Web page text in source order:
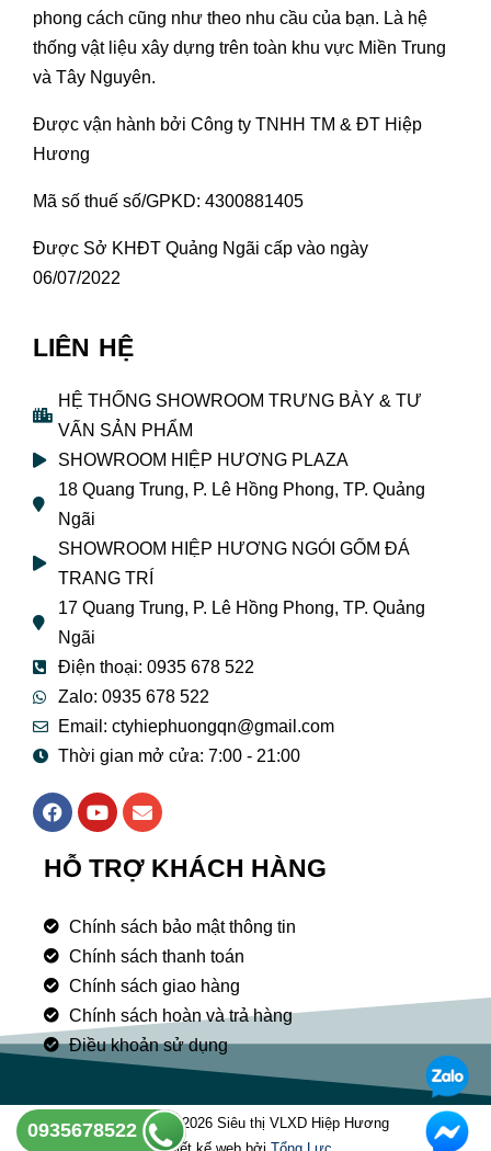
phong cách cũng như theo nhu cầu của bạn. Là hệ
thống vật liệu xây dựng trên toàn khu vực Miền Trung
và Tây Nguyên.
Được vận hành bởi Công ty TNHH TM & ĐT Hiệp
Hương
Mã số thuế số/GPKD: 4300881405
Được Sở KHĐT Quảng Ngãi cấp vào ngày
06/07/2022
LIÊN HỆ
HỆ THỐNG SHOWROOM TRƯNG BÀY & TƯ
VẤN SẢN PHẨM
SHOWROOM HIỆP HƯƠNG PLAZA
18 Quang Trung, P. Lê Hồng Phong, TP. Quảng
Ngãi
SHOWROOM HIỆP HƯƠNG NGÓI GỐM ĐÁ
TRANG TRÍ
17 Quang Trung, P. Lê Hồng Phong, TP. Quảng
Ngãi
Điện thoại: 0935 678 522
Zalo: 0935 678 522
Email: ctyhiephuongqn@gmail.com
Thời gian mở cửa: 7:00 - 21:00
F
a
e
b
o
k
Y
o
t
u
e
E
n
e
p
e
HỖ TRỢ KHÁCH HÀNG
Chính sách bảo mật thông tin
Chính sách thanh toán
Chính sách giao hàng
Chính sách hoàn và trả hàng
Điều khoản sử dụng
Copyright © 2026 Siêu thị VLXD Hiệp Hương
0935678522